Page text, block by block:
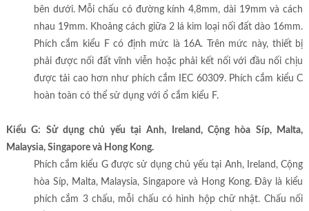
bên dưới. Mỗi chấu có đường kính 4,8mm, dài 19mm và cách
nhau 19mm. Khoảng cách giữa 2 lá kim loại nối đất dào 16mm.
Phích cắm kiểu F có định mức là 16A. Trên mức này, thiết bị
phải được nối đất vĩnh viễn hoặc phải kết nối với đầu nối chịu
được tải cao hơn như phích cắm IEC 60309. Phích cắm kiểu C
hoàn toàn có thể sử dụng với ổ cắm kiểu F.
Kiểu G: Sử dụng chủ yếu tại Anh, Ireland, Cộng hòa Síp, Malta,
Malaysia, Singapore và Hong Kong.
Phích cắm kiểu G được sử dụng chủ yếu tại Anh, Ireland, Cộng
hòa Síp, Malta, Malaysia, Singapore và Hong Kong. Đây là kiểu
phích cắm 3 chấu, mỗi chấu có hình hộp chữ nhật. Chấu nối